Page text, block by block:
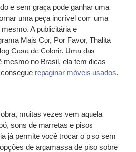
e sem graça pode ganhar uma
uma peça incrível com uma
A publicitária e
Mais Cor, Por Favor, Thalita
Casa de Colorir. Uma das
mesmo no Brasil, ela tem dicas
repaginar móveis usados.
muitas vezes vem aquela
sons de marretas e pisos
já permite você trocar o piso sem
de argamassa de piso sobre